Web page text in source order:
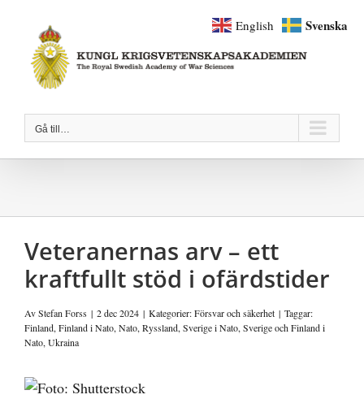
innehållet
Gå till…
Veteranernas arv – ett
kraftfullt stöd i ofärdstider
AvStefan Forss | 2 dec 2024 | Kategorier:Försvar och säkerhet | Taggar:
Finland,Finland i Nato,Nato,Ryssland,Sverige i Nato,Sverige och Finland i
Nato,Ukraina
Visa
English Svenska